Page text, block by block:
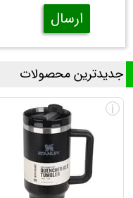
ارسال
جدیدترین محصولات
i